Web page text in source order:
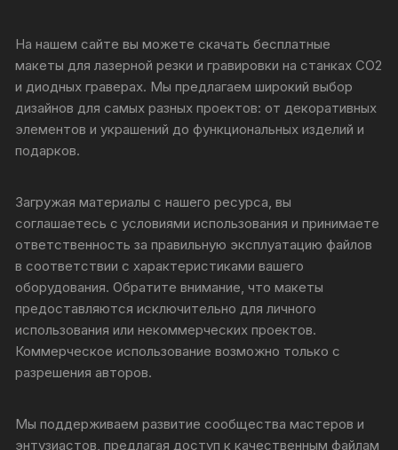
На нашем сайте вы можете скачать бесплатные
макеты для лазерной резки и гравировки на станках CO2
и диодных граверах. Мы предлагаем широкий выбор
дизайнов для самых разных проектов: от декоративных
элементов и украшений до функциональных изделий и
подарков.
Загружая материалы с нашего ресурса, вы
соглашаетесь с условиями использования и принимаете
ответственность за правильную эксплуатацию файлов
в соответствии с характеристиками вашего
оборудования. Обратите внимание, что макеты
предоставляются исключительно для личного
использования или некоммерческих проектов.
Коммерческое использование возможно только с
разрешения авторов.
Мы поддерживаем развитие сообщества мастеров и
энтузиастов, предлагая доступ к качественным файлам